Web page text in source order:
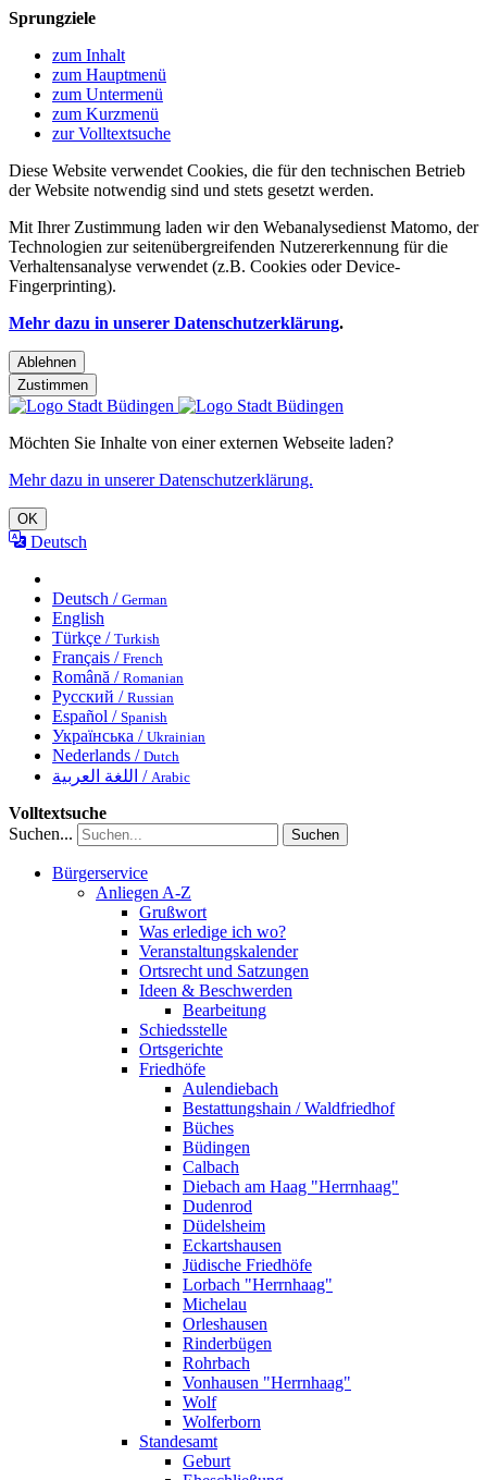
Sprungziele
zum Inhalt
zum Hauptmenü
zum Untermenü
zum Kurzmenü
zur Volltextsuche
Diese Website verwendet Cookies, die für den technischen Betrieb
der Website notwendig sind und stets gesetzt werden.
Mit Ihrer Zustimmung laden wir den Webanalysedienst Matomo, der
Technologien zur seitenübergreifenden Nutzererkennung für die
Verhaltensanalyse verwendet (z.B. Cookies oder Device-
Fingerprinting).
Mehr dazu in unserer Datenschutzerklärung.
Ablehnen
Zustimmen
Möchten Sie Inhalte von einer externen Webseite laden?
Mehr dazu in unserer Datenschutzerklärung.
OK
Deutsch
Deutsch / German
English
Türkçe / Turkish
Français / French
Română / Romanian
Русский / Russian
Español / Spanish
Українська / Ukrainian
Nederlands / Dutch
اللغة العربية / Arabic
Volltextsuche
Suchen...
Suchen
Bürgerservice
Anliegen A-Z
Grußwort
Was erledige ich wo?
Veranstaltungskalender
Ortsrecht und Satzungen
Ideen & Beschwerden
Bearbeitung
Schiedsstelle
Ortsgerichte
Friedhöfe
Aulendiebach
Bestattungshain / Waldfriedhof
Büches
Büdingen
Calbach
Diebach am Haag "Herrnhaag"
Dudenrod
Düdelsheim
Eckartshausen
Jüdische Friedhöfe
Lorbach "Herrnhaag"
Michelau
Orleshausen
Rinderbügen
Rohrbach
Vonhausen "Herrnhaag"
Wolf
Wolferborn
Standesamt
Geburt